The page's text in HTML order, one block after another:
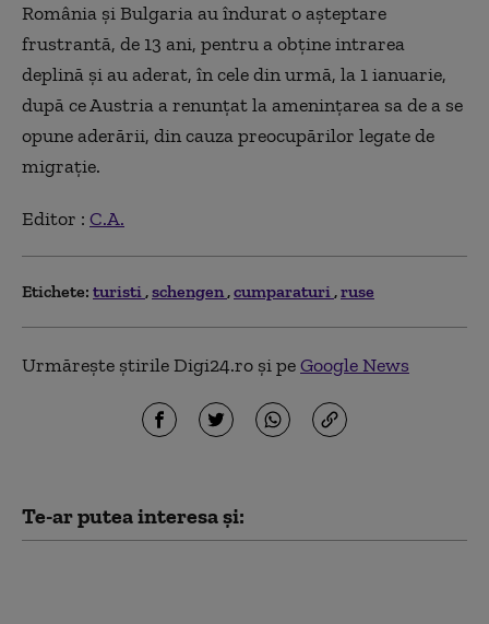
România și Bulgaria au îndurat o așteptare
frustrantă, de 13 ani, pentru a obține intrarea
deplină și au aderat, în cele din urmă, la 1 ianuarie,
după ce Austria a renunțat la amenințarea sa de a se
opune aderării, din cauza preocupărilor legate de
migrație.
Editor : C.A.
Etichete: turisti schengen cumparaturi ruse
Urmărește știrile Digi24.ro și peGoogle News
Te-ar putea interesa și: